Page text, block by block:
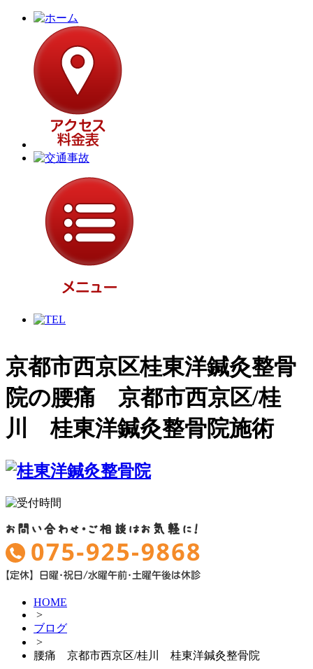
施術メニュー
労災保険（労働者災害補償保険）について知ら
してるかも！？
傷害保険について知らずに損してるかも！？
ク！
げてください）
永田式背骨骨盤全身矯正
アイセラピー
京都市西京区桂東洋鍼灸整骨
院の腰痛 京都市西京区/桂
川 桂東洋鍼灸整骨院施術
HOME
>
ブログ
>
腰痛 京都市西京区/桂川 桂東洋鍼灸整骨院